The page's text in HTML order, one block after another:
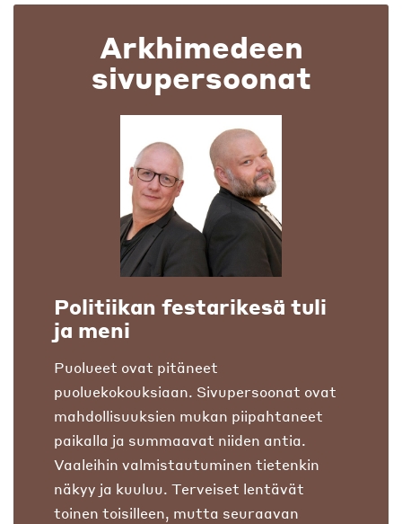
Arkhimedeen
sivupersoonat
Politiikan festarikesä tuli
ja meni
Puolueet ovat pitäneet
puoluekokouksiaan. Sivupersoonat ovat
mahdollisuuksien mukan piipahtaneet
paikalla ja summaavat niiden antia.
Vaaleihin valmistautuminen tietenkin
näkyy ja kuuluu. Terveiset lentävät
toinen toisilleen, mutta seuraavan